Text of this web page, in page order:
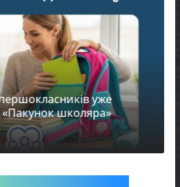
уже
школяра»